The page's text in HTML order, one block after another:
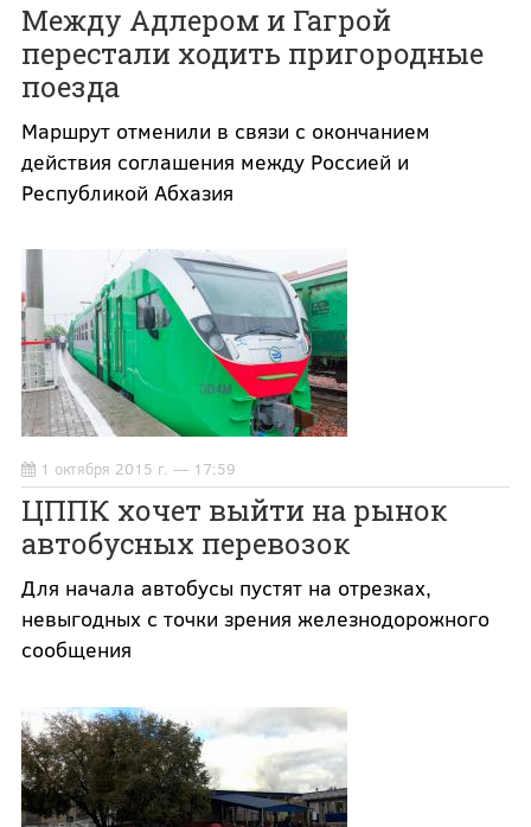
Между Адлером и Гагрой
перестали ходить пригородные
поезда
Маршрут отменили в связи с окончанием
действия соглашения между Россией и
Республикой Абхазия
1 октября 2015 г. — 17:59
ЦППК хочет выйти на рынок
автобусных перевозок
Для начала автобусы пустят на отрезках,
невыгодных с точки зрения железнодорожного
сообщения